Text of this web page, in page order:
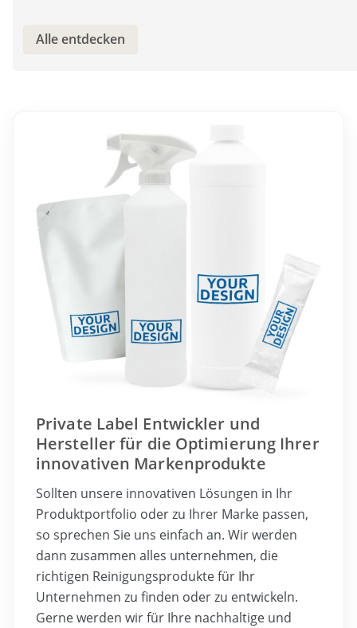
Alle entdecken
Private Label Entwickler und
Hersteller für die Optimierung Ihrer
innovativen Markenprodukte
Sollten unsere innovativen Lösungen in Ihr
Produktportfolio oder zu Ihrer Marke passen,
so sprechen Sie uns einfach an. Wir werden
dann zusammen alles unternehmen, die
richtigen Reinigungsprodukte für Ihr
Unternehmen zu finden oder zu entwickeln.
Gerne werden wir für Ihre nachhaltige und